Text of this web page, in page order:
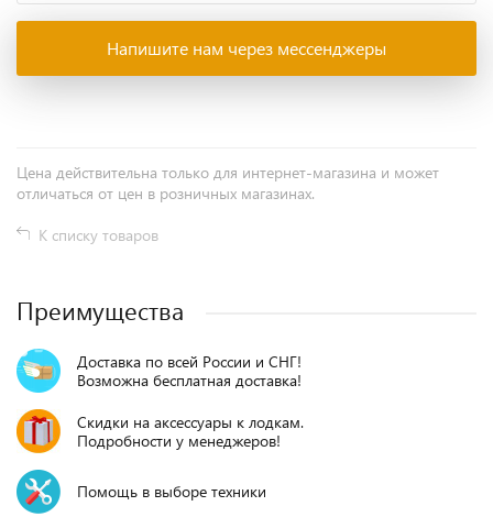
Напишите нам через мессенджеры
Цена действительна только для интернет-магазина и может
отличаться от цен в розничных магазинах.
К списку товаров
Преимущества
Доставка по всей России и СНГ!
Возможна бесплатная доставка!
Скидки на аксессуары к лодкам.
Подробности у менеджеров!
Помощь в выборе техники